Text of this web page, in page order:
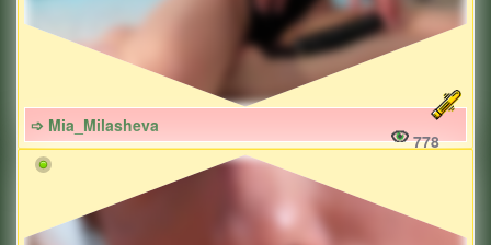
➩ Mia_Milasheva
778